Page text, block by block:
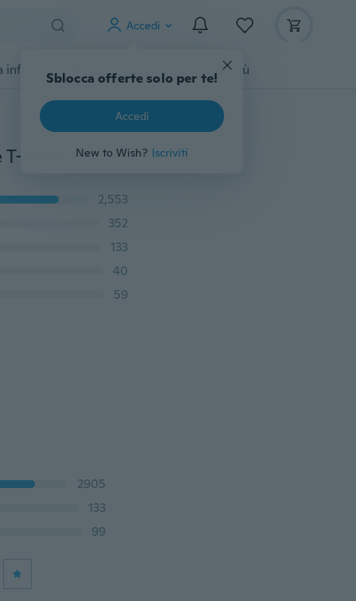
Accedi
Sblocca offerte solo per te!
Accedi
New to Wish? Iscriviti
infanzia Accessori per animali Di più
Primavera Autunno Neonato T-shirt a maniche lunghe T-shirt a maniche lunghe Giacca di jeans Pantaloni 3 pezzi
2,553
352
133
40
59
2905
133
99